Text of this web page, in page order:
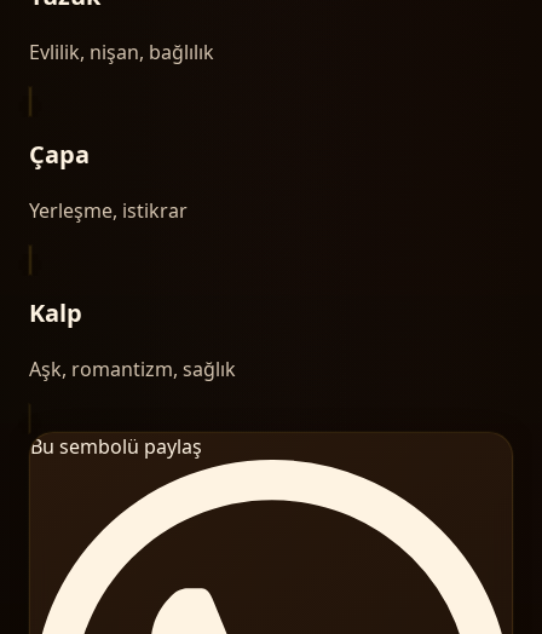
Evlilik, nişan, bağlılık
Çapa
Yerleşme, istikrar
Kalp
Aşk, romantizm, sağlık
Bu sembolü paylaş